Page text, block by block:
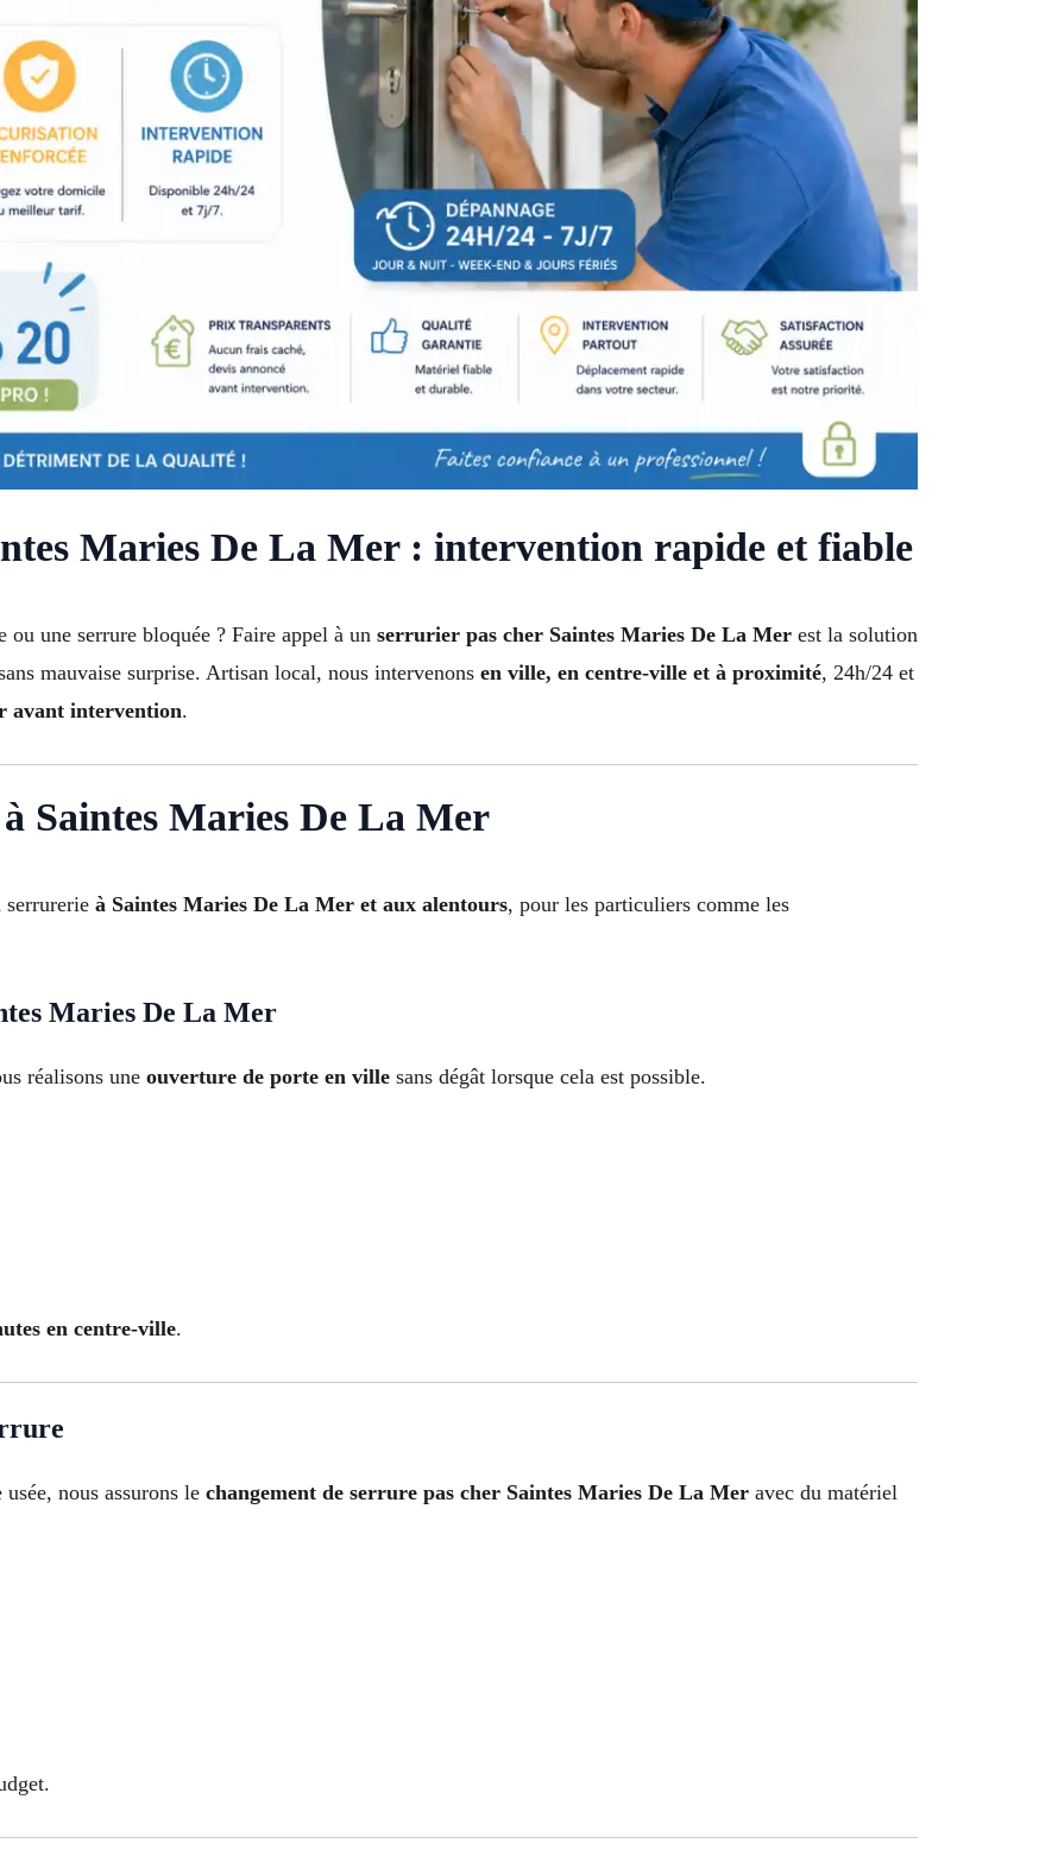
Maries De La Mer : intervention rapide et fiable
ou une serrure bloquée ? Faire appel à un serrurier pas cher Saintes Maries De La Mer est la solution
mauvaise surprise. Artisan local, nous intervenons en ville, en centre-ville et à proximité, 24h/24 et
avant intervention.
Saintes Maries De La Mer
serrurerie à Saintes Maries De La Mer et aux alentours, pour les particuliers comme les
Maries De La Mer
réalisons une ouverture de porte en ville sans dégât lorsque cela est possible.
en centre-ville.
nous assurons le changement de serrure pas cher Saintes Maries De La Mer avec du matériel